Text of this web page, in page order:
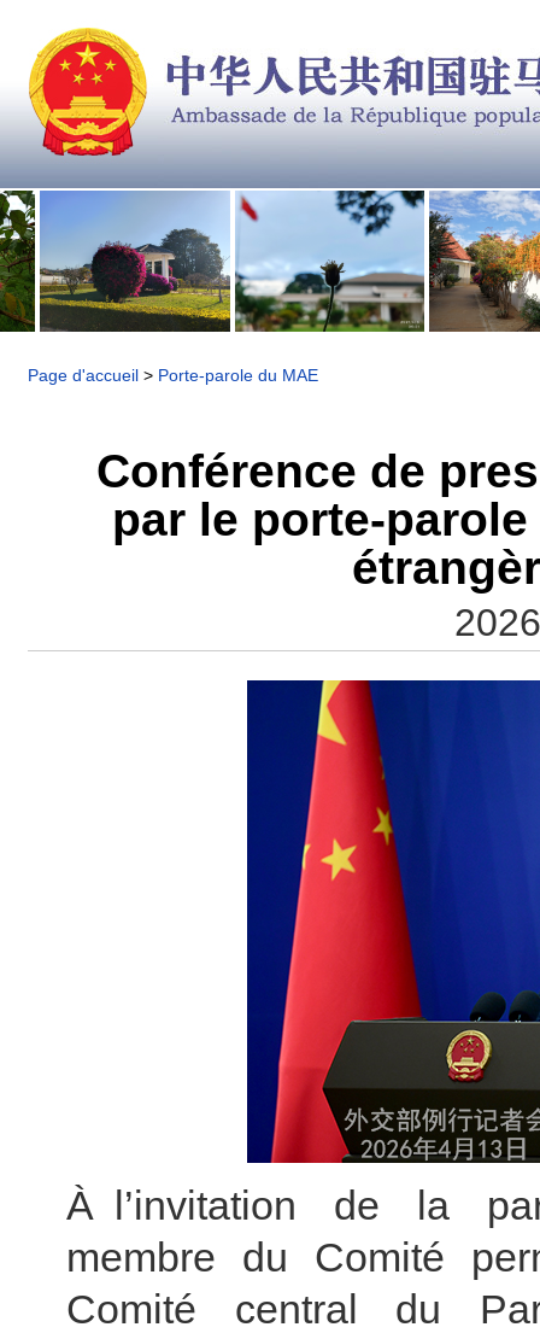
Page d'accueil > Porte-parole du MAE
Conférence de
par le porte-
À l’invitation de la
membre du Comité
Comité central du